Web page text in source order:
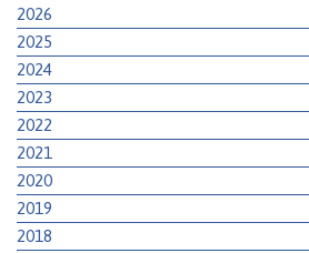
2026
2025
2024
2023
2022
2021
2020
2019
2018